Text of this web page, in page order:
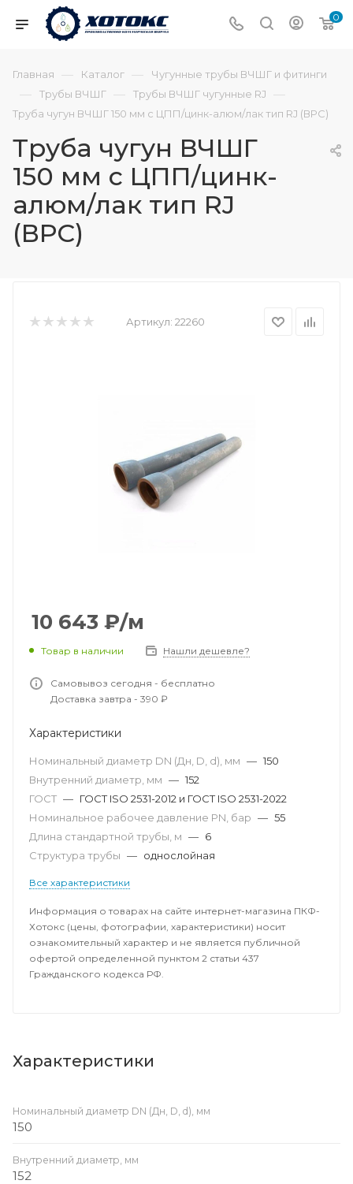
0
Главная — Каталог — Чугунные трубы ВЧШГ и фитинги
— Трубы ВЧШГ — Трубы ВЧШГ чугунные RJ —
Труба чугун ВЧШГ 150 мм с ЦПП/цинк-алюм/лак тип RJ (ВРС)
Труба чугун ВЧШГ
150 мм с ЦПП/цинк-
алюм/лак тип RJ
(ВРС)
Артикул: 22260
10 643 ₽/м
Товар в наличии Нашли дешевле?
Самовывоз сегодня - бесплатно
Доставка завтра - 390 ₽
Характеристики
Номинальный диаметр DN (Дн, D, d), мм — 150
Внутренний диаметр, мм — 152
ГОСТ — ГОСТ ISO 2531-2012 и ГОСТ ISO 2531-2022
Номинальное рабочее давление PN, бар — 55
Длина стандартной трубы, м — 6
Структура трубы — однослойная
Все характеристики
Информация о товарах на сайте интернет-магазина ПКФ-
Хотокс (цены, фотографии, характеристики) носит
ознакомительный характер и не является публичной
офертой определенной пунктом 2 статьи 437
Гражданского кодекса РФ.
Характеристики
Номинальный диаметр DN (Дн, D, d), мм
150
Внутренний диаметр, мм
152